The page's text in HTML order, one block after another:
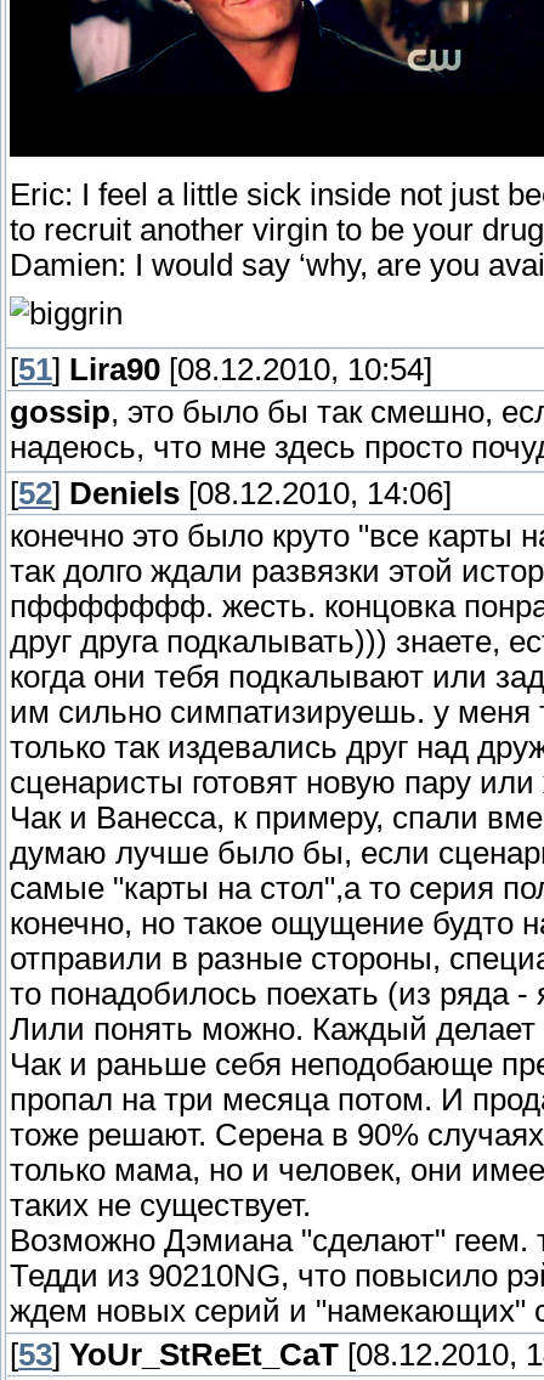
Eric: I feel a little sick inside not just
to recruit another virgin to be your
Damien: I would say ‘why, are you
[51] Lira90 [08.12.2010, 10:54]
gossip, это было бы так смешно,
надеюсь, что мне здесь просто
[52] Deniels [08.12.2010, 14:06]
конечно это было круто "все карты
так долго ждали развязки этой
пффффффф. жесть. концовка
друг друга подкалывать))) знаете,
когда они тебя подкалывают или
им сильно симпатизируешь. у меня
только так издевались друг над
сценаристы готовят новую пару
Чак и Ванесса, к примеру, спали
думаю лучше было бы, если
самые "карты на стол",а то серия
конечно, но такое ощущение будто
отправили в разные стороны,
то понадобилось поехать (из ряда
Лили понять можно. Каждый
Чак и раньше себя неподобающе
пропал на три месяца потом. И
тоже решают. Серена в 90%
только мама, но и человек, они
таких не существует.
Возможно Дэмиана "сделают"
Тедди из 90210NG, что повысило
ждем новых серий и "намекающих"
[53] YoUr_StReEt_CaT [08.12.2010,